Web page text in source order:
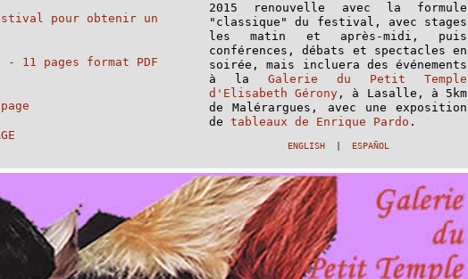
pour obtenir un
- 11 pages format PDF
2015 renouvelle avec la formule
"classique" du festival, avec stages
les matin et après-midi, puis
conférences, débats et spectacles en
soirée, mais incluera des événements
à la Galerie du Petit Temple
d'Elisabeth Gérony , à Lasalle, à 5km
de Malérargues, avec une exposition
de tableaux de Enrique Pardo .
ENGLISH| ESPAÑOL